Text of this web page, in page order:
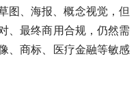
图、海报、概念视觉，但
、最终商用合规，仍然需
、商标、医疗金融等敏感